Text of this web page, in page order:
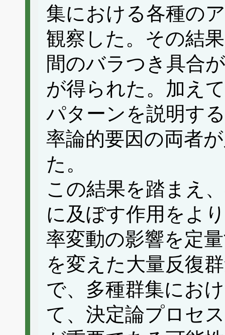
集における各種の
観察した。その結
間のバラつき具合
が得られた。加え
パターンを説明す
率論的要因の両者
た。
この結果を踏まえ
に及ぼす作用をよ
率変動の影響を定
を変えた大量反復
で、多種群集にお
て、決定論プロセ